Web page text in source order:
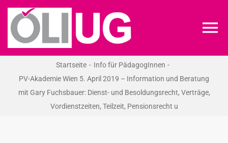
Zum
Inhalt
springen
KREIDEKREIS
Startseite
Info für PädagogInnen
PV-Akademie Wien 5. April 2019 – Information und Beratung
mit Gary Fuchsbauer: Dienst- und Besoldungsrecht, Verträge,
Vordienstzeiten, Teilzeit, Pensionsrecht u